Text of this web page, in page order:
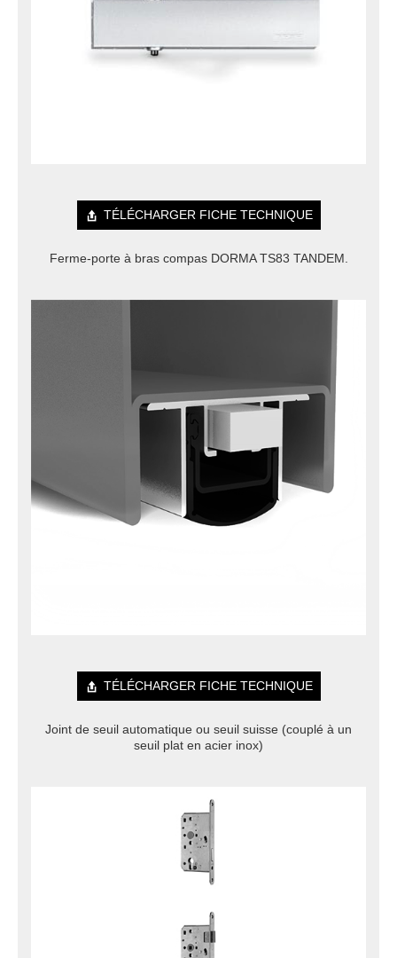
TÉLÉCHARGER FICHE TECHNIQUE
Ferme-porte à bras compas DORMA TS83 TANDEM.
TÉLÉCHARGER FICHE TECHNIQUE
Joint de seuil automatique ou seuil suisse (couplé à un
seuil plat en acier inox)